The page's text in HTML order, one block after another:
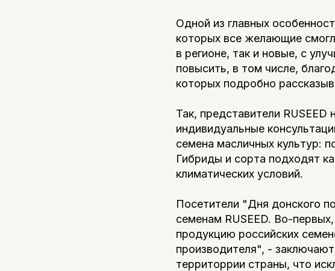
Одной из главных
которых все желающие
в регионе, так и новые, с
повысить, в том числе,
которых подробно
Так, представители
индивидуальные
семена масличных культур:
Гибриды и сорта подходят
климатических условий.
Посетители "Дня донского
семенам RUSEED. Во-
продукцию российских
производителя", -
территоррии страны, что